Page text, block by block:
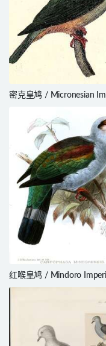
密克皇鸠 / Micronesian
红喉皇鸠 / Mindoro
Pigeon / Ducula